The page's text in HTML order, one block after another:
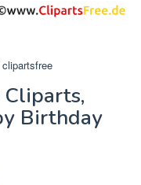
Birthday